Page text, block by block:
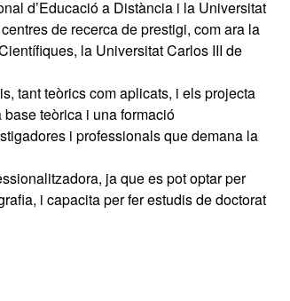
d’Educació a Distància i la Universitat
de recerca de prestigi, com ara la
la Universitat Carlos III de
tant teòrics com aplicats, i els projecta
teòrica i una formació
i professionals que demana la
ja que es pot optar per
i capacita per fer estudis de doctorat